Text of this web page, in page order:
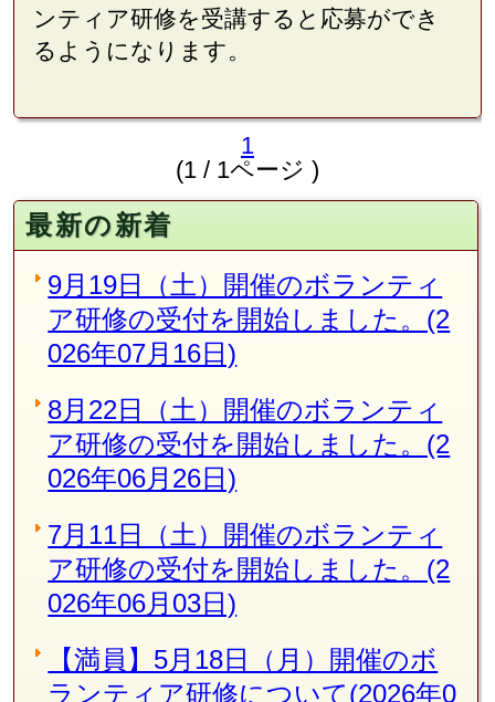
ンティア研修を受講すると応募ができ
るようになります。
1
(1 / 1ページ )
最新の新着
9月19日（土）開催のボランティ
ア研修の受付を開始しました。(2
026年07月16日)
8月22日（土）開催のボランティ
ア研修の受付を開始しました。(2
026年06月26日)
7月11日（土）開催のボランティ
ア研修の受付を開始しました。(2
026年06月03日)
【満員】5月18日（月）開催のボ
ランティア研修について(2026年0